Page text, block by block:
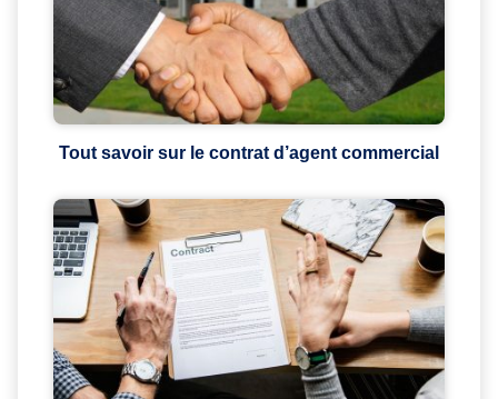
Tout savoir sur le contrat d’agent commercial